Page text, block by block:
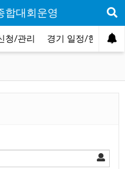
합대회운영
청/관리 경기 일정/현황